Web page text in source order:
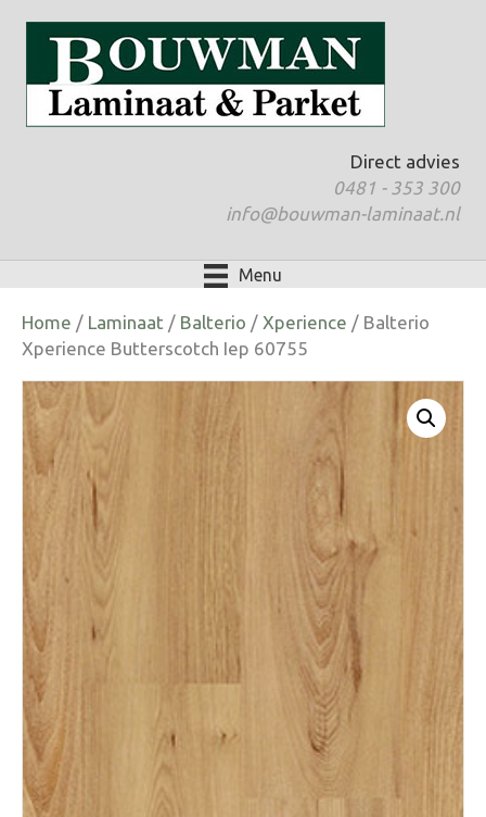
Direct advies
0481 - 353 300
info@bouwman-laminaat.nl
Menu
Home / Laminaat / Balterio / Xperience / Balterio
Xperience Butterscotch Iep 60755